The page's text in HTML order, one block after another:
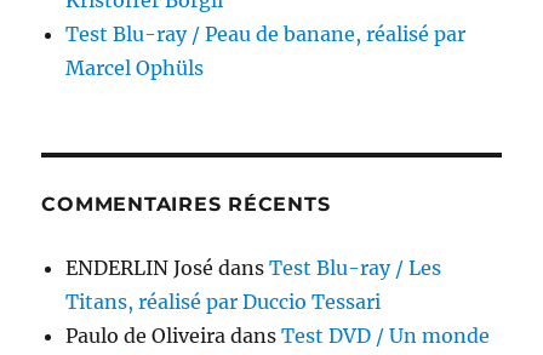
Test Blu-ray / Peau de banane, réalisé par
Marcel Ophüls
COMMENTAIRES RÉCENTS
ENDERLIN José dansTest Blu-ray / Les
Titans, réalisé par Duccio Tessari
Paulo de Oliveira dansTest DVD / Un monde